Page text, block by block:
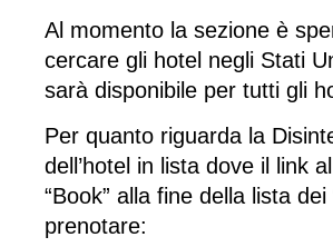
Al momento la sezione è
cercare gli hotel negli Stati
sarà disponibile per tutti gli
Per quanto riguarda la
dell’hotel in lista dove il link
“Book” alla fine della lista
prenotare: